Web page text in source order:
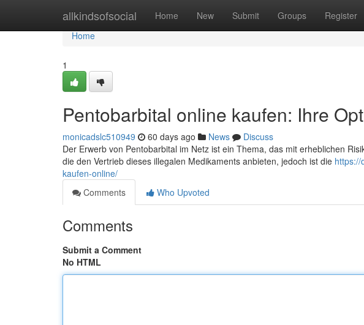
allkindsofsocial Home New Submit Groups Register
Home
Home
1
Pentobarbital online kaufen: Ihre
monicadslc510949 60 days ago News
Discuss
Der Erwerb von Pentobarbital im Netz ist ein Thema, das mit erheblichen
die den Vertrieb dieses illegalen Medikaments anbieten, jedoch ist die https://
kaufen-online/
Comments
Who Upvoted
Comments
Submit a Comment
No HTML